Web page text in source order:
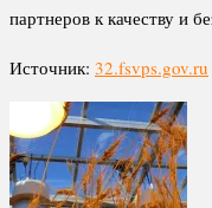
партнеров к качеству и
Источник: 32.fsvps.gov.ru